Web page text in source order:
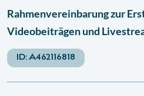
Rahmenvereinbarung zur
Videobeiträgen und
ID:A462116818